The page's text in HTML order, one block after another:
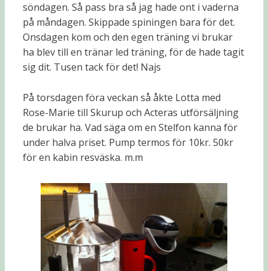
söndagen. Så pass bra så jag hade ont i vaderna
på måndagen. Skippade spiningen bara för det.
Onsdagen kom och den egen träning vi brukar
ha blev till en tränar led träning, för de hade tagit
sig dit. Tusen tack för det! Najs
På torsdagen föra veckan så åkte Lotta med
Rose-Marie till Skurup och Acteras utförsäljning
de brukar ha. Vad säga om en Stelfon kanna för
under halva priset. Pump termos för 10kr. 50kr
för en kabin resväska. m.m